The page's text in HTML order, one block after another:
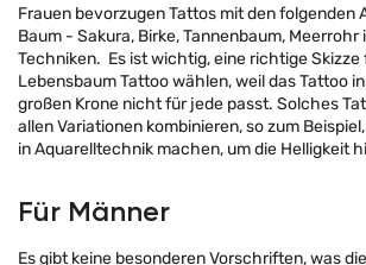
Frauen bevorzugen Tattos mit den folgenden
Baum - Sakura, Birke, Tannenbaum,
Techniken. Es ist wichtig, eine richtige Skizze
Lebensbaum Tattoo wählen, weil das Tattoo
großen Krone nicht für jede passt. Solches
allen Variationen kombinieren, so zum
in Aquarelltechnik machen, um die Helligkeit
Für Männer
Es gibt keine besonderen Vorschriften, was